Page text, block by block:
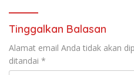
Tinggalkan Balasan
Alamat email Anda tidak akan
ditandai *